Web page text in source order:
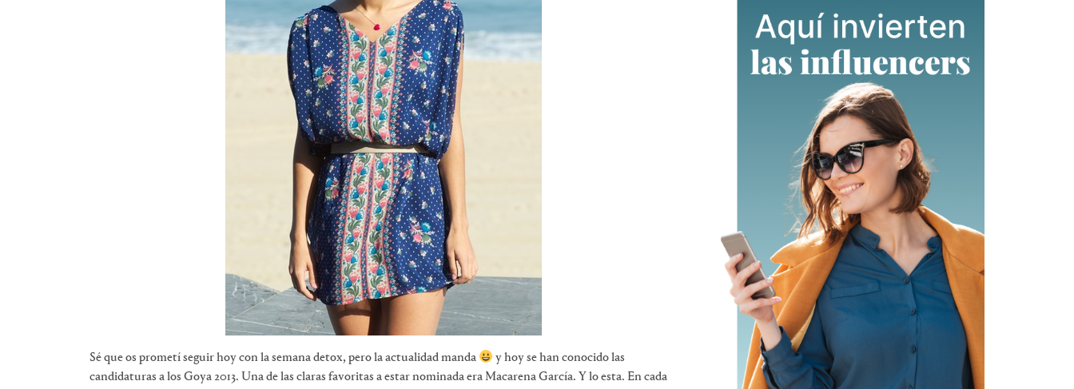
Sé que os prometí seguir hoy con la semana detox, pero la actualidad manda
y hoy se han conocido las
candidaturas a los Goya 2013. Una de las claras favoritas a estar nominada era Macarena García. Y lo esta. En cada